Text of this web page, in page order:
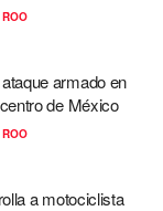
armado en
de México
a motociclista